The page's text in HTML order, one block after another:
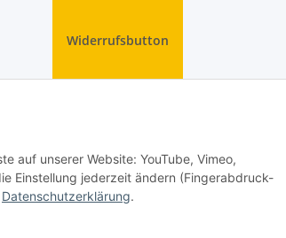
Widerrufsbutton
auf unserer Website: YouTube, Vimeo,
Einstellung jederzeit ändern (Fingerabdruck-
Datenschutzerklärung.